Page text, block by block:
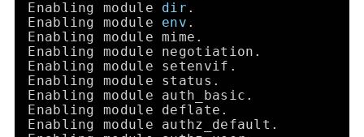
Enabling module dir .
Enabling module env .
Enabling module mime.
Enabling module negotiation.
Enabling module setenvif.
Enabling module status.
Enabling module auth_basic.
Enabling module deflate.
Enabling module authz_default.